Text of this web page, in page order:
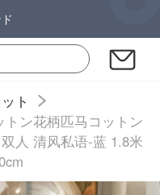
ト
ン花柄匹马コットン
人 清风私语-蓝 1.8米